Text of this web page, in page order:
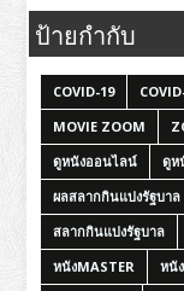
ป้ายกำกับ
COVID-19
MOVIE ZOOM
ดูหนังออนไลน์
ดูห
ผลสลากกินแบ่งรัฐบาล
สลากกินแบ่งรัฐบาล
หนังMASTER
หนั